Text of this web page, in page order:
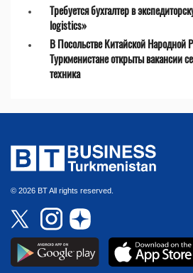
Требуется бухгалтер в
logistics»
В Посольстве Китайской Народной
Туркменистане открыты вакансии
техника
© 2026 BT All rights reserved.